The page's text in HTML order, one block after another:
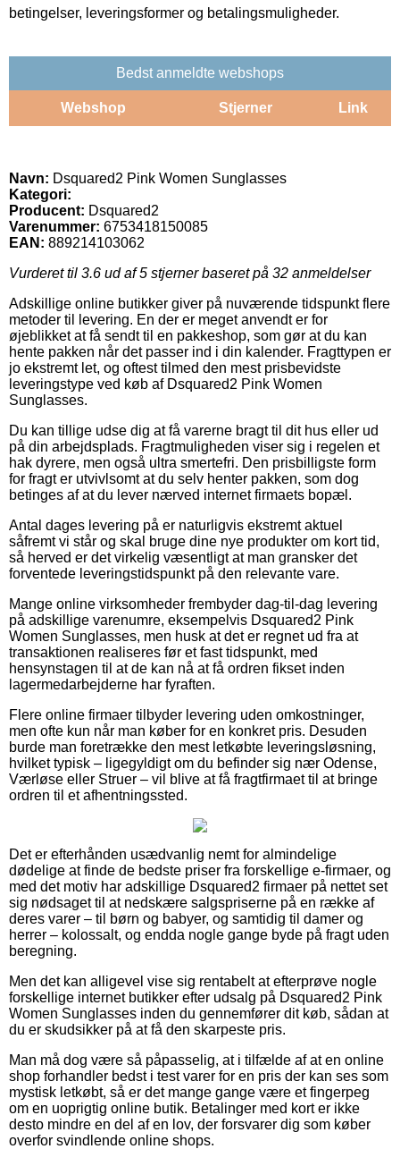
betingelser, leveringsformer og betalingsmuligheder.
Bedst anmeldte webshops
Webshop Stjerner Link
Navn: Dsquared2 Pink Women Sunglasses
Kategori:
Producent: Dsquared2
Varenummer: 6753418150085
EAN: 889214103062
Vurderet til 3.6 ud af 5 stjerner baseret på 32 anmeldelser
Adskillige online butikker giver på nuværende tidspunkt flere
metoder til levering. En der er meget anvendt er for
øjeblikket at få sendt til en pakkeshop, som gør at du kan
hente pakken når det passer ind i din kalender. Fragttypen er
jo ekstremt let, og oftest tilmed den mest prisbevidste
leveringstype ved køb af Dsquared2 Pink Women
Sunglasses.
Du kan tillige udse dig at få varerne bragt til dit hus eller ud
på din arbejdsplads. Fragtmuligheden viser sig i regelen et
hak dyrere, men også ultra smertefri. Den prisbilligste form
for fragt er utvivlsomt at du selv henter pakken, som dog
betinges af at du lever nærved internet firmaets bopæl.
Antal dages levering på er naturligvis ekstremt aktuel
såfremt vi står og skal bruge dine nye produkter om kort tid,
så herved er det virkelig væsentligt at man gransker det
forventede leveringstidspunkt på den relevante vare.
Mange online virksomheder frembyder dag-til-dag levering
på adskillige varenumre, eksempelvis Dsquared2 Pink
Women Sunglasses, men husk at det er regnet ud fra at
transaktionen realiseres før et fast tidspunkt, med
hensynstagen til at de kan nå at få ordren fikset inden
lagermedarbejderne har fyraften.
Flere online firmaer tilbyder levering uden omkostninger,
men ofte kun når man køber for en konkret pris. Desuden
burde man foretrække den mest letkøbte leveringsløsning,
hvilket typisk – ligegyldigt om du befinder sig nær Odense,
Værløse eller Struer – vil blive at få fragtfirmaet til at bringe
ordren til et afhentningssted.
Det er efterhånden usædvanlig nemt for almindelige
dødelige at finde de bedste priser fra forskellige e-firmaer, og
med det motiv har adskillige Dsquared2 firmaer på nettet set
sig nødsaget til at nedskære salgspriserne på en række af
deres varer – til børn og babyer, og samtidig til damer og
herrer – kolossalt, og endda nogle gange byde på fragt uden
beregning.
Men det kan alligevel vise sig rentabelt at efterprøve nogle
forskellige internet butikker efter udsalg på Dsquared2 Pink
Women Sunglasses inden du gennemfører dit køb, sådan at
du er skudsikker på at få den skarpeste pris.
Man må dog være så påpasselig, at i tilfælde af at en online
shop forhandler bedst i test varer for en pris der kan ses som
mystisk letkøbt, så er det mange gange være et fingerpeg
om en uoprigtig online butik. Betalinger med kort er ikke
desto mindre en del af en lov, der forsvarer dig som køber
overfor svindlende online shops.